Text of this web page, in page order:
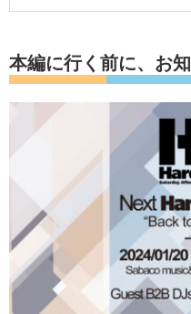
本編に行く前に、お知